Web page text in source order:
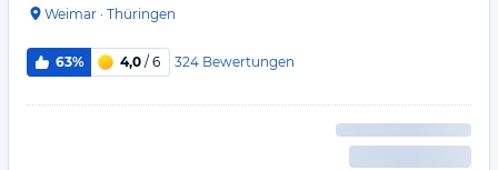
Weimar · Thüringen
63% 4,0 / 6 324 Bewertungen